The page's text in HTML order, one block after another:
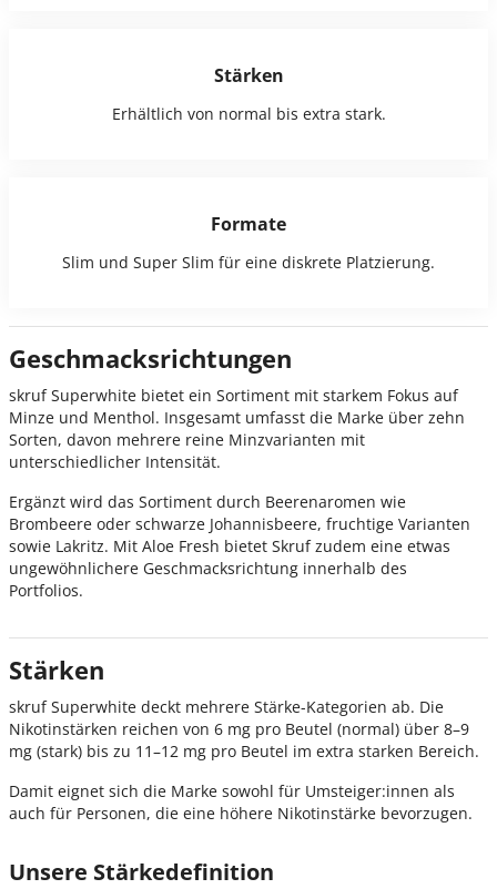
Stärken
Erhältlich von normal bis extra stark.
Formate
Slim und Super Slim für eine diskrete Platzierung.
Geschmacksrichtungen
skruf Superwhite bietet ein Sortiment mit starkem Fokus auf
Minze und Menthol. Insgesamt umfasst die Marke über zehn
Sorten, davon mehrere reine Minzvarianten mit
unterschiedlicher Intensität.
Ergänzt wird das Sortiment durch Beerenaromen wie
Brombeere oder schwarze Johannisbeere, fruchtige Varianten
sowie Lakritz. Mit Aloe Fresh bietet Skruf zudem eine etwas
ungewöhnlichere Geschmacksrichtung innerhalb des
Portfolios.
Stärken
skruf Superwhite deckt mehrere Stärke-Kategorien ab. Die
Nikotinstärken reichen von 6 mg pro Beutel (normal) über 8–9
mg (stark) bis zu 11–12 mg pro Beutel im extra starken Bereich.
Damit eignet sich die Marke sowohl für Umsteiger:innen als
auch für Personen, die eine höhere Nikotinstärke bevorzugen.
Unsere Stärkedefinition